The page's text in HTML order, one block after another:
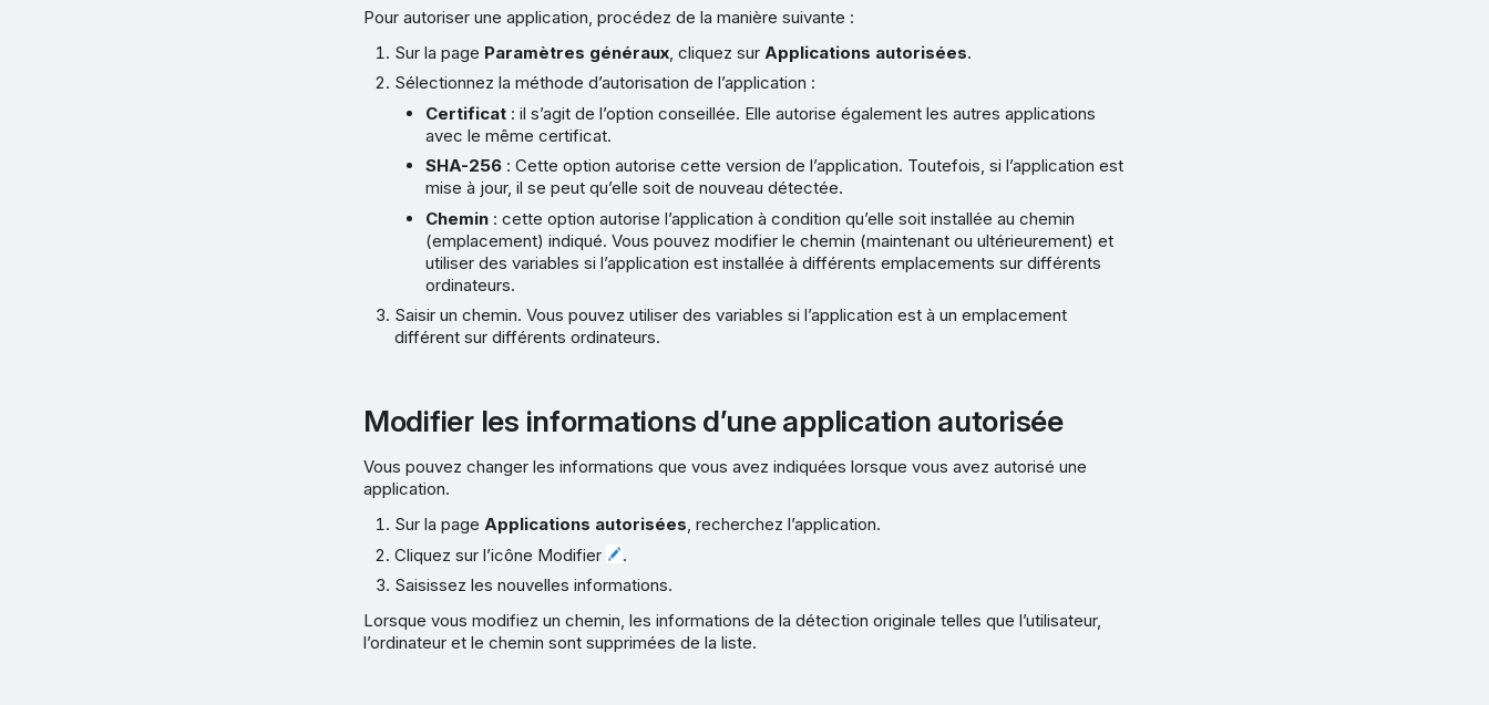
Pour autoriser une application, procédez de la manière suivante :
Sur la page Paramètres généraux , cliquez sur Applications autorisées.
Sélectionnez la méthode d’autorisation de l’application :
Certificat : il s’agit de l’option conseillée. Elle autorise également les autres applications
avec le même certificat.
SHA-256 : Cette option autorise cette version de l’application. Toutefois, si l’application est
mise à jour, il se peut qu’elle soit de nouveau détectée.
Chemin : cette option autorise l’application à condition qu’elle soit installée au chemin
(emplacement) indiqué. Vous pouvez modifier le chemin (maintenant ou ultérieurement) et
utiliser des variables si l’application est installée à différents emplacements sur différents
ordinateurs.
Saisir un chemin. Vous pouvez utiliser des variables si l’application est à un emplacement
différent sur différents ordinateurs.
Modifier les informations d’une application autorisée
Vous pouvez changer les informations que vous avez indiquées lorsque vous avez autorisé une
application.
Sur la pageApplications autorisées, recherchez l’application.
Cliquez sur l’icône Modifier
.
Saisissez les nouvelles informations.
Lorsque vous modifiez un chemin, les informations de la détection originale telles que l’utilisateur,
l’ordinateur et le chemin sont supprimées de la liste.